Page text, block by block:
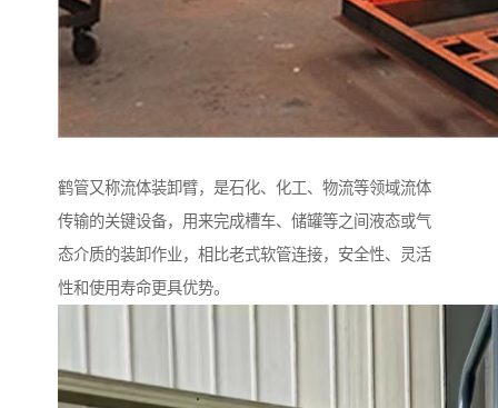
鹤管又称流体装卸臂，是石化、化工、物流等领域流体
传输的关键设备，用来完成槽车、储罐等之间液态或气
态介质的装卸作业，相比老式软管连接，安全性、灵活
性和使用寿命更具优势。